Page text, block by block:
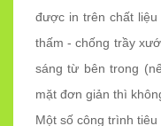
được in trên chất liệu
thấm - chống trầy
sáng từ bên trong
mặt đơn giản thì
Một số công trình tiêu